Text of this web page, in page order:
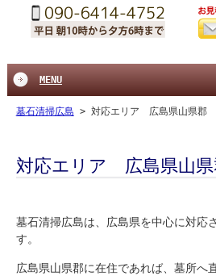
MENU
墓石清掃広島 > 対応エリア 広島県山県郡
対応エリア 広島県山県
墓石清掃広島は、広島県を中心に対応
す。
広島県山県郡に在住であれば、墓所へ